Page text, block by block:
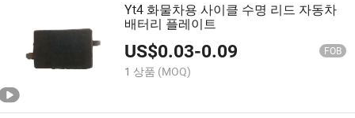
Yt4 화물차용 사이클 수명 리드 자동차
배터리 플레이트
US$0.03-0.09 FOB
1 상품 (MOQ)